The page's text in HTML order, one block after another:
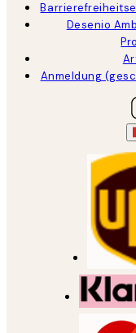
Desenio
Anmeldung